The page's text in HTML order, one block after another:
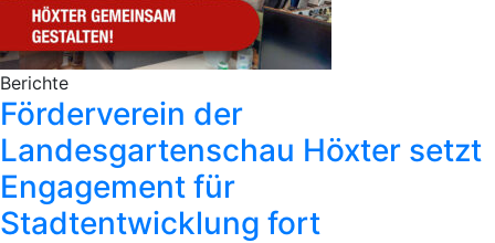
Berichte
Förderverein der
Landesgartenschau Höxter setzt
Engagement für
Stadtentwicklung fort